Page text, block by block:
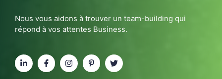
Nous vous aidons à trouver un team-building qui
répond à vos attentes Business.